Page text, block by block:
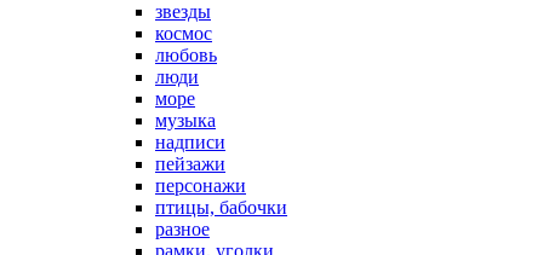
звезды
космос
любовь
люди
море
музыка
надписи
пейзажи
персонажи
птицы, бабочки
разное
рамки, уголки